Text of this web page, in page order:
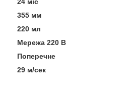
355 мм
220 мл
Мережа 220 В
Поперечне
29 м/сек